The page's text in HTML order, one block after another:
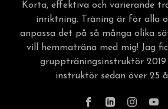
Korta, effektiva och varierande
inriktning. Träning är för alla
anpassa det på så många olika
vill hemmaträna med mig! Jag
gruppträningsinstruktör
instruktör sedan över 25